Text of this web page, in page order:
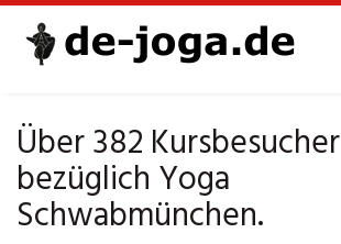
Über 382 Kursbesucher
bezüglich Yoga
Schwabmünchen.